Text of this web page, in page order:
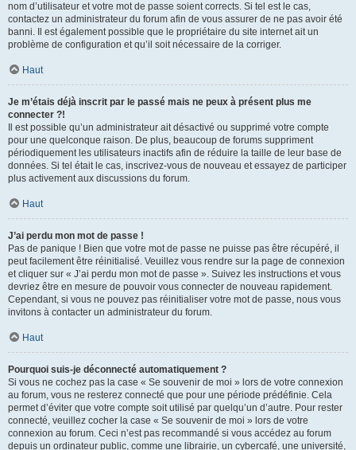
nom d’utilisateur et votre mot de passe soient corrects. Si tel est le cas,
contactez un administrateur du forum afin de vous assurer de ne pas avoir été
banni. Il est également possible que le propriétaire du site internet ait un
problème de configuration et qu’il soit nécessaire de la corriger.
Haut
Je m’étais déjà inscrit par le passé mais ne peux à présent plus me
connecter ?!
Il est possible qu’un administrateur ait désactivé ou supprimé votre compte
pour une quelconque raison. De plus, beaucoup de forums suppriment
périodiquement les utilisateurs inactifs afin de réduire la taille de leur base de
données. Si tel était le cas, inscrivez-vous de nouveau et essayez de participer
plus activement aux discussions du forum.
Haut
J’ai perdu mon mot de passe !
Pas de panique ! Bien que votre mot de passe ne puisse pas être récupéré, il
peut facilement être réinitialisé. Veuillez vous rendre sur la page de connexion
et cliquer sur « J’ai perdu mon mot de passe ». Suivez les instructions et vous
devriez être en mesure de pouvoir vous connecter de nouveau rapidement.
Cependant, si vous ne pouvez pas réinitialiser votre mot de passe, nous vous
invitons à contacter un administrateur du forum.
Haut
Pourquoi suis-je déconnecté automatiquement ?
Si vous ne cochez pas la case « Se souvenir de moi » lors de votre connexion
au forum, vous ne resterez connecté que pour une période prédéfinie. Cela
permet d’éviter que votre compte soit utilisé par quelqu’un d’autre. Pour rester
connecté, veuillez cocher la case « Se souvenir de moi » lors de votre
connexion au forum. Ceci n’est pas recommandé si vous accédez au forum
depuis un ordinateur public, comme une librairie, un cybercafé, une université,